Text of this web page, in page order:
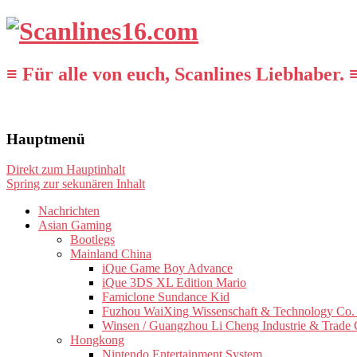
≡ Für alle von euch, Scanlines Liebhaber.
Hauptmenü
Direkt zum Hauptinhalt
Spring zur sekunären Inhalt
Nachrichten
Asian Gaming
Bootlegs
Mainland China
iQue Game Boy Advance
iQue 3DS XL Edition Mario
Famiclone Sundance Kid
Fuzhou WaiXing Wissenschaft & Technology
Winsen / Guangzhou Li Cheng Industrie & Trade
Hongkong